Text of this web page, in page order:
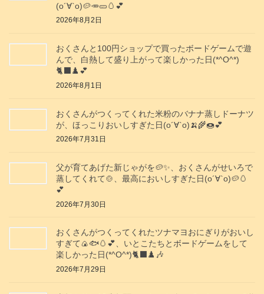
(о´∀`о)🥔🥕🥒🥚💕
2026年8月2日
おくさんと100円ショップで買ったボードゲームで遊
んで、白熱して盛り上がって楽しかった日(*^O^*)
🐈‍⬛♟️💕
2026年8月1日
おくさんがつくってくれた米粉のバナナ蒸しドーナツ
が、ほっこりおいしすぎた日(о´∀`о)🍌🌾🍩💕
2026年7月31日
父が育てあげた新じゃがを🥔✨️、おくさんがせいろで
蒸してくれて🍲、最高においしすぎた日(о´∀`о)🥔🥚
💕
2026年7月30日
おくさんがつくってくれたツナマヨおにぎりがおいし
すぎて🍙🐟️🥚💕、いとこたちとボードゲームをして
楽しかった日(*^O^*)🐈‍⬛♟️🎶
2026年7月29日